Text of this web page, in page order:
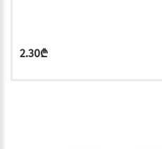
2.30₾